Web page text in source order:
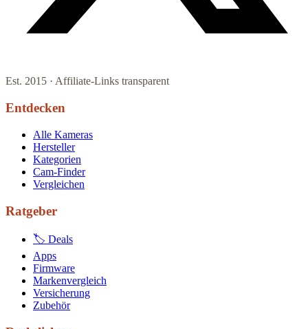
Est. 2015 · Affiliate-Links transparent
Entdecken
Alle Kameras
Hersteller
Kategorien
Cam-Finder
Vergleichen
Ratgeber
🏷 Deals
Apps
Firmware
Markenvergleich
Versicherung
Zubehör